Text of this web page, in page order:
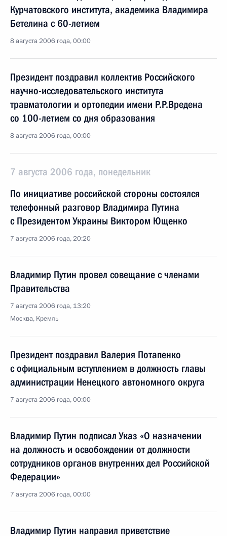
Курчатовского института, академика Владимира
Бетелина с 60-летием
8 августа 2006 года, 00:00
Президент поздравил коллектив Российского
научно-исследовательского института
травматологии и ортопедии имени Р.Р.Вредена
со 100-летием со дня образования
8 августа 2006 года, 00:00
7 августа 2006 года, понедельник
По инициативе российской стороны состоялся
телефонный разговор Владимира Путина
с Президентом Украины Виктором Ющенко
7 августа 2006 года, 20:20
Владимир Путин провел совещание с членами
Правительства
7 августа 2006 года, 13:20
Москва, Кремль
Президент поздравил Валерия Потапенко
с официальным вступлением в должность главы
администрации Ненецкого автономного округа
7 августа 2006 года, 00:00
Владимир Путин подписал Указ «О назначении
на должность и освобождении от должности
сотрудников органов внутренних дел Российской
Федерации»
7 августа 2006 года, 00:00
Владимир Путин направил приветствие